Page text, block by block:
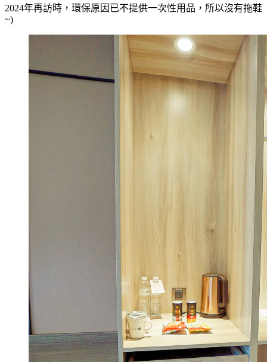
2024年再訪時，環保原因已不提供一次性用品，所以沒有拖鞋
~)